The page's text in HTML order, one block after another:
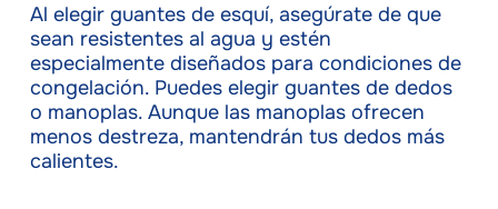
Al elegir guantes de esquí, asegúrate de que
sean resistentes al agua y estén
especialmente diseñados para condiciones de
congelación. Puedes elegir guantes de dedos
o manoplas. Aunque las manoplas ofrecen
menos destreza, mantendrán tus dedos más
calientes.